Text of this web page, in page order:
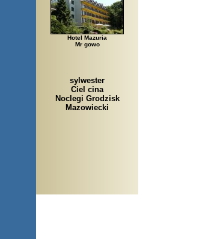
Hotel Mazuria
Mr gowo
sylwester
Ciel cina
Noclegi Grodzisk
Mazowiecki
Arłamów,